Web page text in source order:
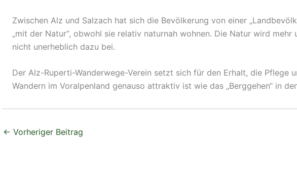
Zwischen Alz und Salzach hat sich die Bevölkerung von einer
„mit der Natur“, obwohl sie relativ naturnah wohnen. Die Natur wird
nicht unerheblich dazu bei.
Der Alz-Ruperti-Wanderwege-Verein setzt sich für den Erhalt, die Pflege
Wandern im Voralpenland genauso attraktiv ist wie das „Berggehen“ in
← Vorheriger Beitrag